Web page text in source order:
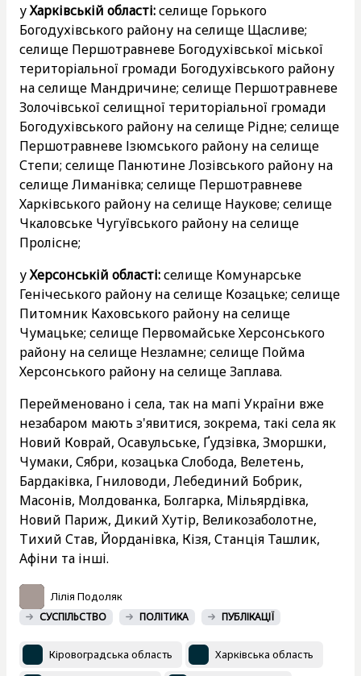
уХарківській області:селище Горького
Богодухівського району на селище Щасливе;
селище Першотравневе Богодухівської міської
територіальної громади Богодухівського району
на селище Мандричине; селище Першотравневе
Золочівської селищної територіальної громади
Богодухівського району на селище Рідне; селище
Першотравневе Ізюмського району на селище
Степи; селище Панютине Лозівського району на
селище Лиманівка; селище Першотравневе
Харківського району на селище Наукове; селище
Чкаловське Чугуївського району на селище
Пролісне;
уХерсонській області:селище Комунарське
Генічеського району на селище Козацьке; селище
Питомник Каховського району на селище
Чумацьке; селище Первомайське Херсонського
району на селище Незламне; селище Пойма
Херсонського району на селище Заплава.
Перейменовано і села, так на мапі України вже
незабаром мають з'явитися, зокрема, такі села як
Новий Коврай, Осавульське, Ґудзівка, Зморшки,
Чумаки, Сябри, козацька Слобода, Велетень,
Бардаківка, Гниловоди, Лебединий Бобрик,
Масонів, Молдованка, Болгарка, Мільярдівка,
Новий Париж, Дикий Хутір, Великозаболотне,
Тихий Став, Йорданівка, Кізя, Станція Ташлик,
Афіни та інші.
Лілія Подоляк
СУСПІЛЬСТВО ПОЛІТИКА ПУБЛІКАЦІЇ
Кіровоградська область Харківська область